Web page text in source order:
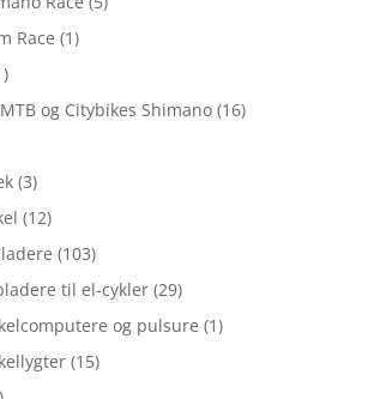
Race (1)
og Citybikes Shimano (16)
(3)
(12)
(103)
til el-cykler (29)
og pulsure (1)
(15)